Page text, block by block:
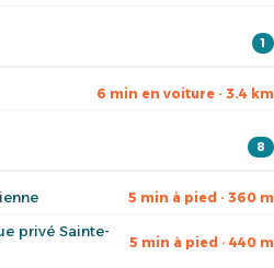
1
6 min en voiture · 3.4 km
8
5 min à pied · 360 m
privé Sainte-
5 min à pied · 440 m